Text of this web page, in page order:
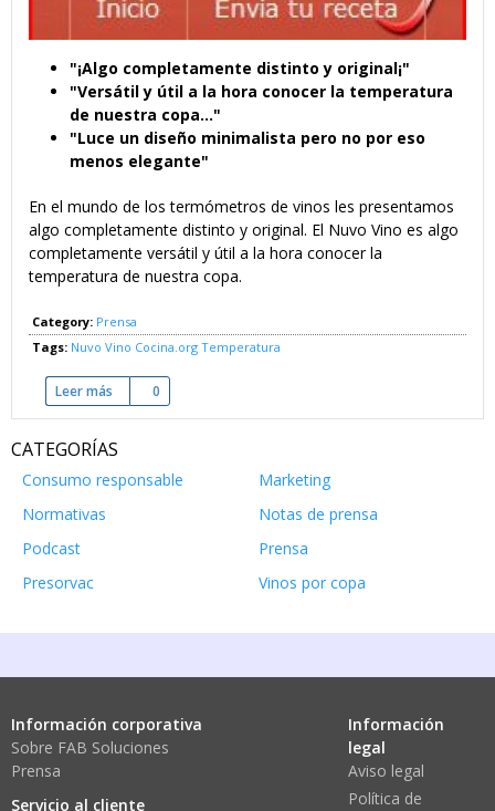
"¡Algo completamente distinto y original¡"
"Versátil y útil a la hora conocer la temperatura
de nuestra copa..."
"Luce un diseño minimalista pero no por eso
menos elegante"
En el mundo de los termómetros de vinos les presentamos
algo completamente distinto y original. El Nuvo Vino es algo
completamente versátil y útil a la hora conocer la
temperatura de nuestra copa.
Category: Prensa
Tags: Nuvo Vino Cocina.org Temperatura
Leer más sobre Nuvo Vino, termómetro infrarrojo
0
CATEGORÍAS
Consumo responsable
Marketing
Normativas
Notas de prensa
Podcast
Prensa
Presorvac
Vinos por copa
Información corporativa
Sobre FAB Soluciones
Prensa
Servicio al cliente
Información
legal
Aviso legal
Política de